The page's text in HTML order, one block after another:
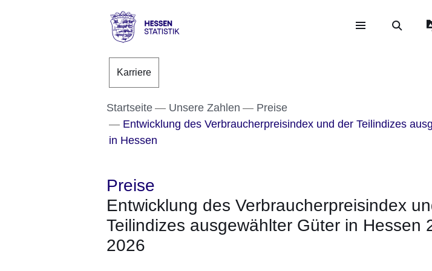
Direkt zum Kopf der Seite
Direkt zum Inhalt
Direkt zum Fuß der Seite
Statistik
Karriere
Startseite Unsere Zahlen
Preise
Entwicklung des Verbraucherpreisindex und der Teilindizes
in Hessen
Preise
Entwicklung des Verbraucherpreisindex
Teilindizes ausgewählter Güter in Hessen
2026